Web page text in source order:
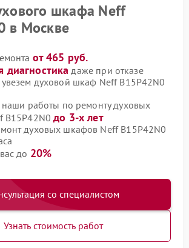
шкафа Neff
в Москве
от 465 руб.
диагностика даже при отказе
духовой шкаф Neff B15P42N0
наши работы по ремонту духовых
B15P42N0до 3-х лет
духовых шкафов Neff B15P42N0
до 20%
со специалистом
Узнать стоимость работ